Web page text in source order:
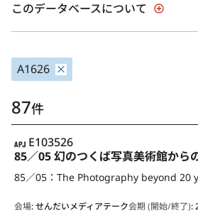
このデータベースについて
A1626
87件
APJ
E103526
85／05 幻のつくば写真美術館から
会場:せんだいメディアテーク会期 (開始/終了):